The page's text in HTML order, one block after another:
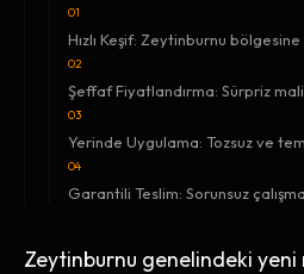
01
Hızlı Keşif: Zeytinburnu
02
Şeffaf Fiyatlandırma: Sürpriz
03
Yerinde Uygulama: Tozsuz ve
04
Garantili Teslim: Sorunsuz
Zeytinburnu genelindeki yeni